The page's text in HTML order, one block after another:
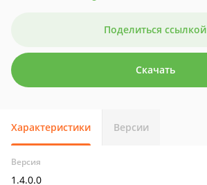
Поделиться ссылкой
Скачать
Характеристики Версии
Версия
1.4.0.0